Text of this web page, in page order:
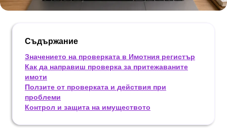
Съдържание
Значението на проверката в Имотния регистър
Как да направиш проверка за притежаваните
имоти
Ползите от проверката и действия при
проблеми
Контрол и защита на имуществото